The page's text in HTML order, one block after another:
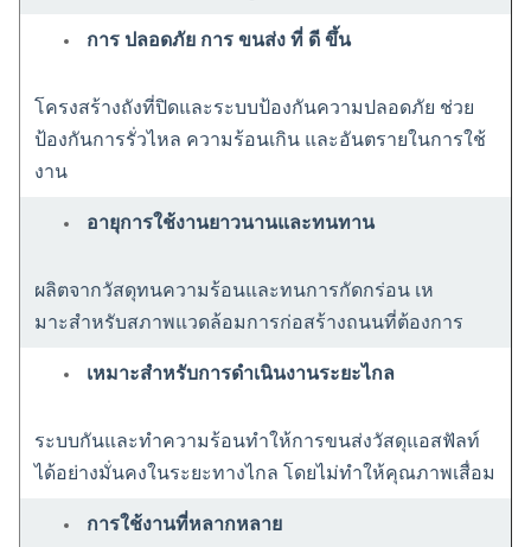
การ ปลอดภัย การ ขนส่ง ที่ ดี ขึ้น
โครงสร้างถังที่ปิดและระบบป้องกันความปลอดภัย ช่วย
ป้องกันการรั่วไหล ความร้อนเกิน และอันตรายในการใช้
งาน
อายุการใช้งานยาวนานและทนทาน
ผลิตจากวัสดุทนความร้อนและทนการกัดกร่อน เห
มาะสําหรับสภาพแวดล้อมการก่อสร้างถนนที่ต้องการ
เหมาะสําหรับการดําเนินงานระยะไกล
ระบบกันและทําความร้อนทําให้การขนส่งวัสดุแอสฟัลท์
ได้อย่างมั่นคงในระยะทางไกล โดยไม่ทําให้คุณภาพเสื่อม
การใช้งานที่หลากหลาย